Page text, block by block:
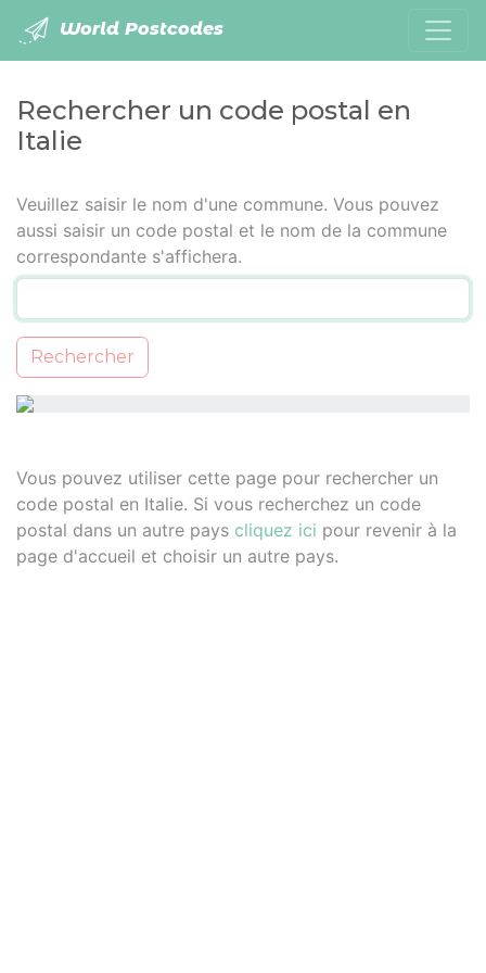
World Postcodes
Rechercher un code postal en
Italie
Veuillez saisir le nom d'une commune. Vous pouvez
aussi saisir un code postal et le nom de la commune
correspondante s'affichera.
Rechercher
Vous pouvez utiliser cette page pour rechercher un
code postal en Italie. Si vous recherchez un code
postal dans un autre pays cliquez ici pour revenir à la
page d'accueil et choisir un autre pays.